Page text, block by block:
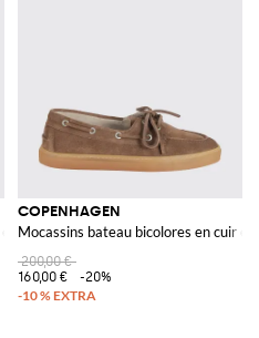
et toile
COPENHAGEN
Mocassins bateau bicolores en cuir et
200,00 €
160,00 €
-20%